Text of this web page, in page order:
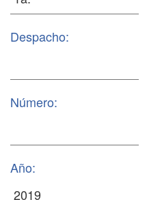
Despacho:
Número:
Año: